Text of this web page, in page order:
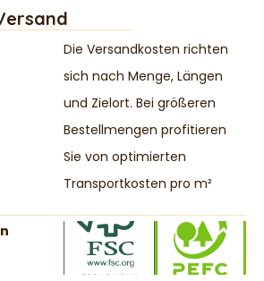
Die Versandkosten richten
sich nach Menge, Längen
und Zielort. Bei größeren
Bestellmengen profitieren
Sie von optimierten
Transportkosten pro m²